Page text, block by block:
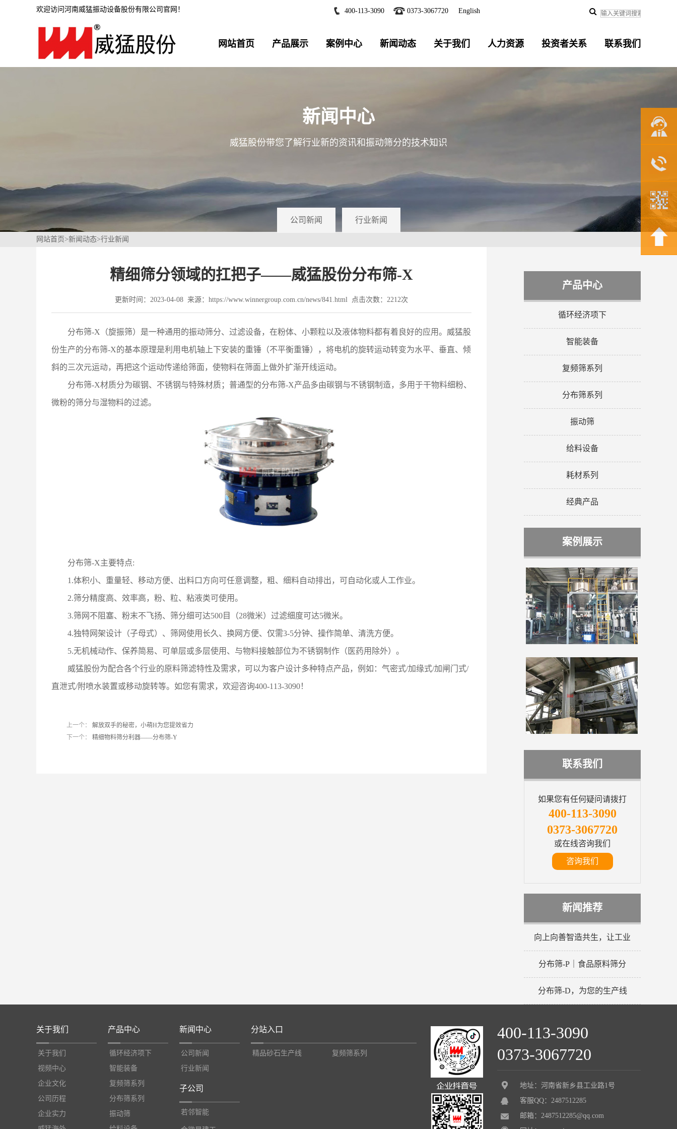
欢迎访问河南威猛振动设备股份有限公司官网！ 400-113-3090 0373-3067720 English
网站首页 产品展示 案例中心 新闻动态 关于我们 人力资源 投资者关系 联系我们
新闻中心
威猛股份带您了解行业新的资讯和振动筛分的技术知识
公司新闻 行业新闻
网站首页>新闻动态>行业新闻
精细筛分领域的扛把子——威猛股份分布筛-X
更新时间：2023-04-08 来源：https://www.winnergroup.com.cn/news/841.html 点击次数：2212次
分布筛-X（旋振筛）是一种通用的振动筛分、过滤设备，在粉体、小颗粒以及液体物料都有着良好的应用。威猛股
份生产的分布筛-X的基本原理是利用电机轴上下安装的重锤（不平衡重锤），将电机的旋转运动转变为水平、垂直、倾
斜的三次元运动，再把这个运动传递给筛面，使物料在筛面上做外扩渐开线运动。
分布筛-X材质分为碳钢、不锈钢与特殊材质；普通型的分布筛-X产品多由碳钢与不锈钢制造，多用于干物料细粉、
微粉的筛分与湿物料的过滤。
分布筛-X主要特点:
1.体积小、重量轻、移动方便、出料口方向可任意调整，粗、细料自动排出，可自动化或人工作业。
2.筛分精度高、效率高，粉、粒、粘液类可使用。
3.筛网不阻塞、粉末不飞扬、筛分细可达500目（28微米）过滤细度可达5微米。
4.独特网架设计（子母式）、筛网使用长久、换网方便、仅需3-5分钟、操作简单、清洗方便。
5.无机械动作、保养简易、可单层或多层使用、与物料接触部位为不锈钢制作（医药用除外）。
威猛股份为配合各个行业的原料筛滤特性及需求，可以为客户设计多种特点产品，例如：气密式/加缘式/加闸门式/
直泄式/附喷水装置或移动旋转等。如您有需求，欢迎咨询400-113-3090！
上一个：
解放双手的秘密，小萌H为您提效省力
下一个：
精细物料筛分利器——分布筛-Y
产品中心
循环经济项下
智能装备
复频筛系列
分布筛系列
振动筛
给料设备
耗材系列
经典产品
案例展示
联系我们
如果您有任何疑问请拨打
400-113-3090
0373-3067720
或在线咨询我们
咨询我们
新闻推荐
向上向善智造共生，让工业
分布筛-P｜食品原料筛分
分布筛-D，为您的生产线
关于我们
关于我们
视频中心
企业文化
公司历程
企业实力
产品中心
循环经济项下
智能装备
复频筛系列
分布筛系列
振动筛
新闻中心
公司新闻
行业新闻
子公司
若邻智能
分站入口
精品砂石生产线 复频筛系列
400-113-3090
0373-3067720
地址：河南省新乡县工业路1号
客服QQ：2487512285
邮箱：2487512285@qq.com
联系我们